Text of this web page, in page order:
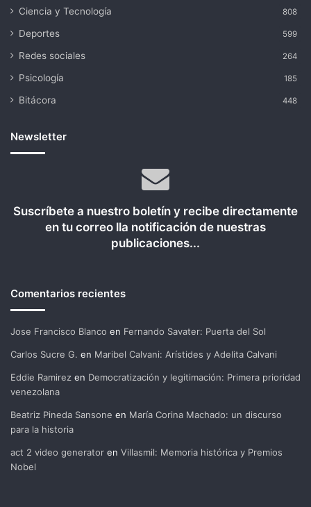
Ciencia y Tecnología 808
Deportes 599
Redes sociales 264
Psicología 185
Bitácora 448
Newsletter
Suscríbete a nuestro boletín y recibe directamente
en tu correo lla notificación de nuestras
publicaciones...
Comentarios recientes
Jose Francisco Blanco en Fernando Savater: Puerta del Sol
Carlos Sucre G. en Maribel Calvani: Arístides y Adelita Calvani
Eddie Ramirez en Democratización y legitimación: Primera prioridad
venezolana
Beatriz Pineda Sansone en María Corina Machado: un discurso
para la historia
act 2 video generator en Villasmil: Memoria histórica y Premios
Nobel